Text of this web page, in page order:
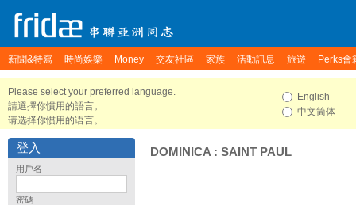
新聞&特寫 時尚娛樂 Money 交友社區 家族 活動訊息 旅遊 Perks會
Please select your preferred language.
請選擇你慣用的語言。
请选择你惯用的语言。
English
中文简体
登入
用戶名
密碼
DOMINICA : SAINT PAUL